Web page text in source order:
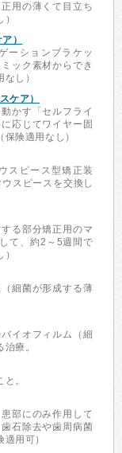
用の薄くて目立ち
）
ーションブラケッ
ック素材からでき
し）
ケア）
かす「セルフライ
応じてワイヤー固
険適用なし）
スピース型矯正装
スピースを交換し
る部分矯正用のマ
て、約2～5週間で
細菌が形成する薄
イオフィルム（細
療。
。
部にのみ作用して
石除去や歯周病菌
用可）